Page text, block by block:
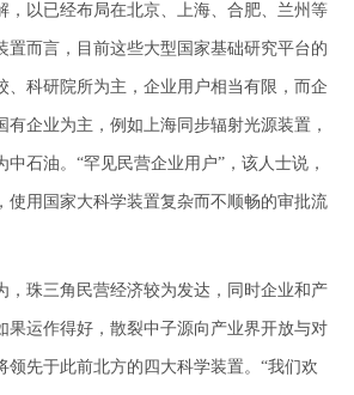
，以已经布局在北京、上海、合肥、兰州等
置而言，目前这些大型国家基础研究平台的
、科研院所为主，企业用户相当有限，而企
有企业为主，例如上海同步辐射光源装置，
石油。“罕见民营企业用户”，该人士说，
使用国家大科学装置复杂而不顺畅的审批流
珠三角民营经济较为发达，同时企业和产
果运作得好，散裂中子源向产业界开放与对
领先于此前北方的四大科学装置。“我们欢